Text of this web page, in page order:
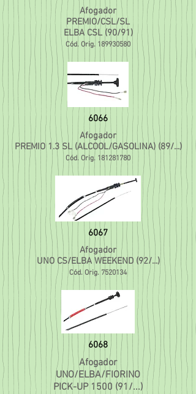
Afogador
PREMIO/CSL/SL
ELBA CSL (90/91)
Cód. Orig. 189930580
6066
Afogador
PREMIO 1.3 SL (ALCOOL/GASOLINA) (89/...)
Cód. Orig. 181281780
6067
Afogador
UNO CS/ELBAWEEKEND (92/...)
Cód. Orig. 7520134
6068
Afogador
UNO/ELBA/FIORINO
PICK-UP 1500 (91/...)